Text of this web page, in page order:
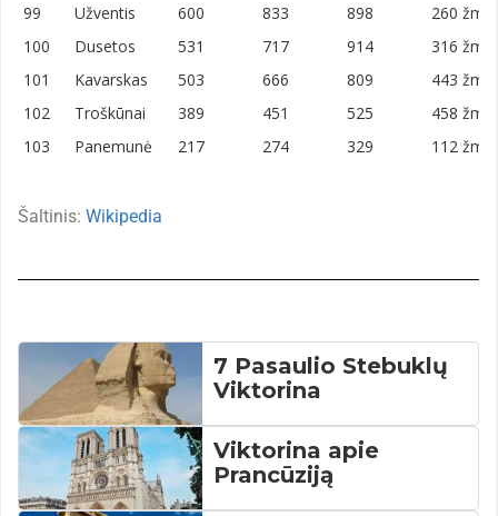
99
Užventis 600 833 898
260 žm./
100
Dusetos 531 717 914
316 žm./
101
Kavarskas 503 666 809
443 žm./
102
Troškūnai 389 451 525
458 žm./
103
Panemunė 217 274 329 112 žm./
Šaltinis: Wikipedia
7 Pasaulio Stebuklų
Viktorina
Viktorina apie
Prancūziją